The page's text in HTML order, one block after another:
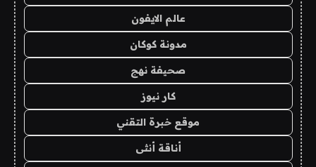
عالم الايفون
مدونة كوكان
صحيفة نهج
كار نيوز
موقع خبرة التقني
أناقة أنثى